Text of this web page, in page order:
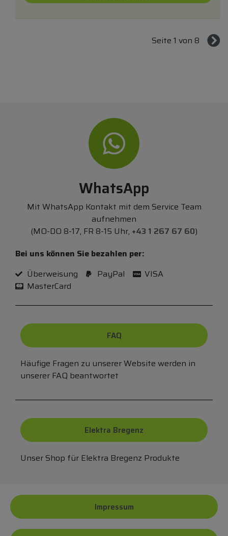
Seite 1 von 8
WhatsApp
Mit WhatsApp Kontakt mit dem Service Team
aufnehmen
(MO-DO 8-17, FR 8-15 Uhr, +43 1 267 67 60)
Bei uns können Sie bezahlen per:
Überweisung
PayPal
VISA
MasterCard
FAQ
Häufige Fragen zu unserer Website werden in
unserer FAQ beantwortet
Elektra Bregenz
Unser Shop für Elektra Bregenz Produkte
Impressum